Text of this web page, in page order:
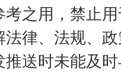
考之用，禁止
律、法规、
送时未能及
生